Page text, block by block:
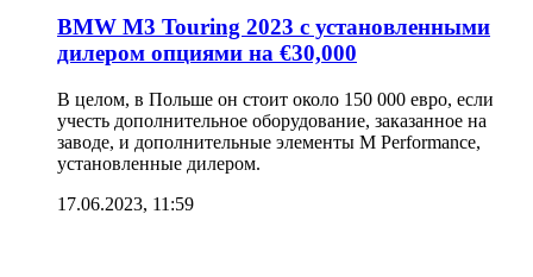
BMW M3 Touring 2023 с установленными
дилером опциями на €30,000
В целом, в Польше он стоит около 150 000 евро, если
учесть дополнительное оборудование, заказанное на
заводе, и дополнительные элементы M Performance,
установленные дилером.
17.06.2023, 11:59